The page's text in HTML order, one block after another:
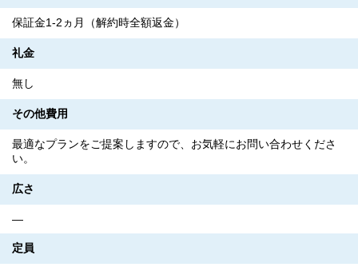
保証金1-2ヵ月（解約時全額返金）
礼金
無し
その他費用
最適なプランをご提案しますので、お気軽にお問い合わせくださ
い。
広さ
―
定員